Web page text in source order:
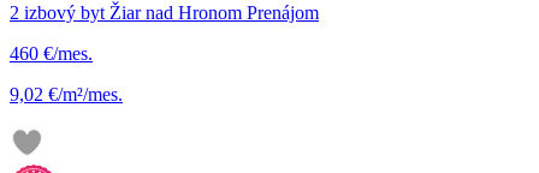
2 izbový byt Žiar nad Hronom Prenájom
460 €/mes.
9,02 €/m²/mes.